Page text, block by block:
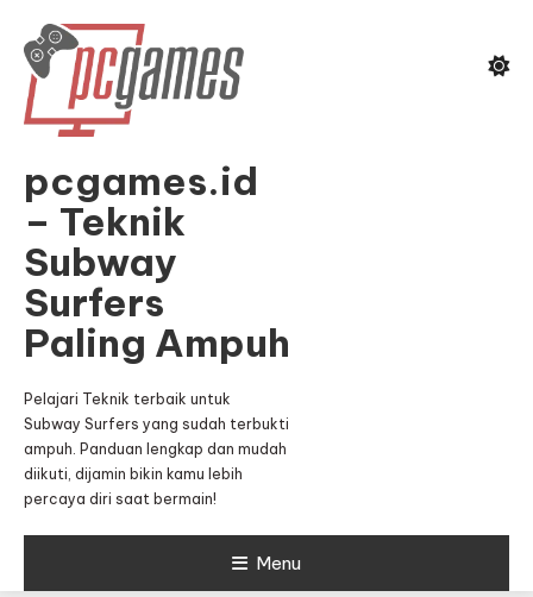
Content
pcgames.id
– Teknik
Subway
Surfers
Paling Ampuh
Pelajari Teknik terbaik untuk
Subway Surfers yang sudah terbukti
ampuh. Panduan lengkap dan mudah
diikuti, dijamin bikin kamu lebih
percaya diri saat bermain!
Menu